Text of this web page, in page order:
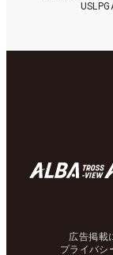
広告掲載
プライバシ